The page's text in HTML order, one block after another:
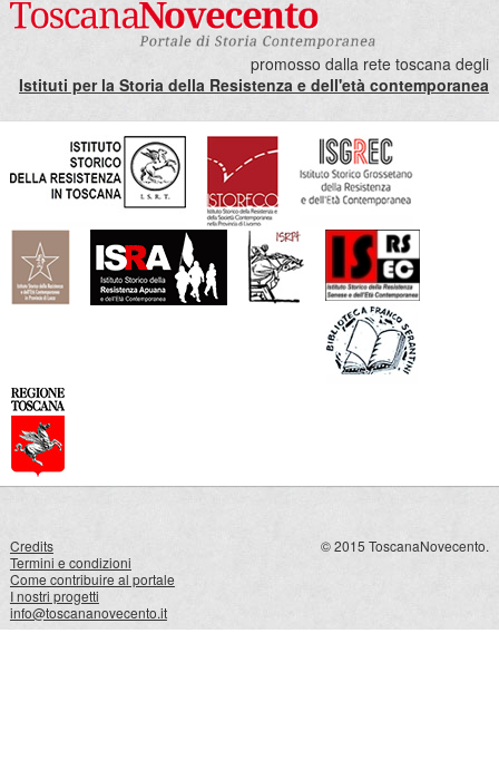
promosso dalla rete toscana degli
Istituti per la Storia della Resistenza e dell'età contemporanea
Credits
Termini e condizioni
Come contribuire al portale
I nostri progetti
info@toscananovecento.it
© 2015 ToscanaNovecento.